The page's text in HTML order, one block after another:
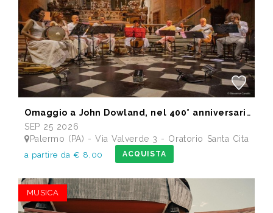
Omaggio a John Dowland, nel 400° anniversario della morte
SEP 25 2026
Palermo (PA) - Via Valverde 3 - Oratorio Santa Cita
a partire da € 8,00 ACQUISTA
MUSICA